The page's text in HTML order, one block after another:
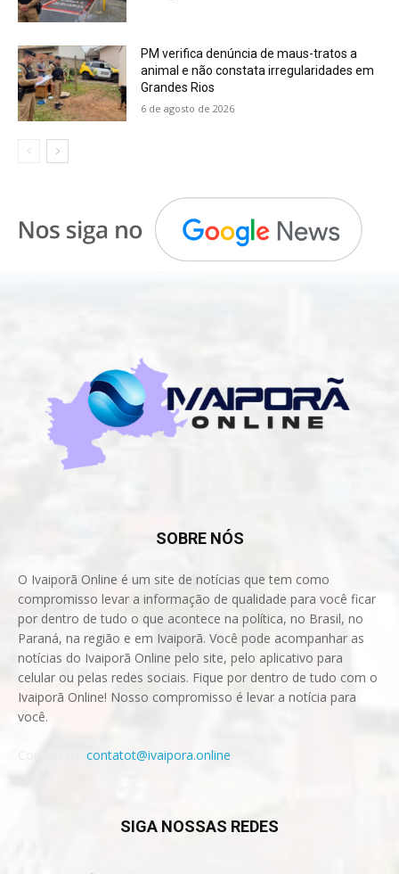
PM verifica denúncia de maus-tratos a
animal e não constata irregularidades em
Grandes Rios
6 de agosto de 2026
SOBRE NÓS
O Ivaiporã Online é um site de notícias que tem como
compromisso levar a informação de qualidade para você ficar
por dentro de tudo o que acontece na política, no Brasil, no
Paraná, na região e em Ivaiporã. Você pode acompanhar as
notícias do Ivaiporã Online pelo site, pelo aplicativo para
celular ou pelas redes sociais. Fique por dentro de tudo com o
Ivaiporã Online! Nosso compromisso é levar a notícia para
você.
contatot@ivaipora.online
SIGA NOSSAS REDES